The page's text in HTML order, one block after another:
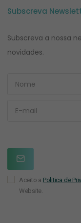
Subscreva
Subscreva a nossa
novidades.
Aceito a Politica de
Website.